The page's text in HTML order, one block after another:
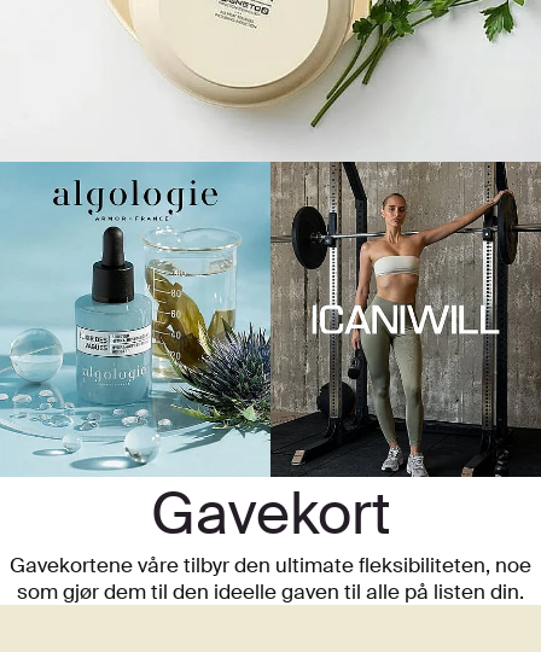
Gavekort
Gavekortene våre tilbyr den ultimate fleksibiliteten, noe
som gjør dem til den ideelle gaven til alle på listen din.